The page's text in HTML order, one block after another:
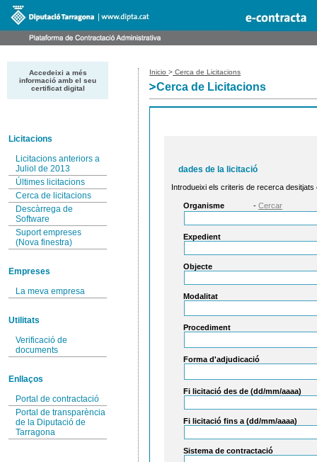
Accedeixi a més
informació amb el seu
certificat digital
Licitacions
Licitacions anteriors a
Juliol de 2013
Últimes licitacions
Cerca de licitacions
Descàrrega de
Software
Suport empreses
(Nova finestra)
Empreses
La meva empresa
Utilitats
Verificació de
documents
Enllaços
Portal de contractació
Portal de transparència
de la Diputació de
Tarragona
Inicio> Cerca de Licitacions
Cerca de Licitacions
Introdueixi els criteris de recerca desitjats
dades de la licitació
Organisme -Cercar
Expedient
Objecte
Modalitat
Procediment
Forma d'adjudicació
Fi licitació des de (dd/mm/aaaa)
Fi licitació fins a (dd/mm/aaaa)
Sistema de contractació